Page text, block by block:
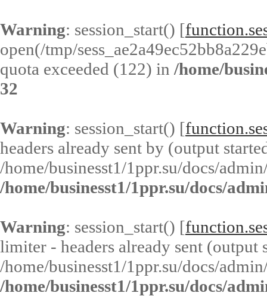
Warning: session_start() [
open(/tmp/
quota exceeded (122) in /home/
32
Warning: session_start() [
headers already sent by (output
/home/businesst1/1ppr.su/docs/
/home/businesst1/1ppr.su/docs/
Warning: session_start() [
limiter - headers already sent (output
/home/businesst1/1ppr.su/docs/
/home/businesst1/1ppr.su/docs/